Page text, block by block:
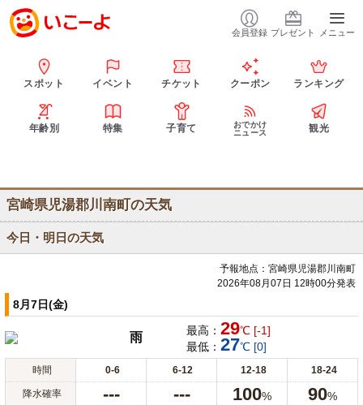
会員登録 プレゼント メニュー
スポット イベント チケット クーポン ランキング
年齢別 特集 子育て
おでかけ
ニュース
観光
宮崎県児湯郡川南町の天気
今日・明日の天気
予報地点：宮崎県児湯郡川南町
2026年08月07日 12時00分発表
8月7日(金)
雨 最高： 29℃ [-1]
最低： 27℃ [0]
時間 0-6 6-12 12-18 18-24
降水確率 --- --- 100% 90%